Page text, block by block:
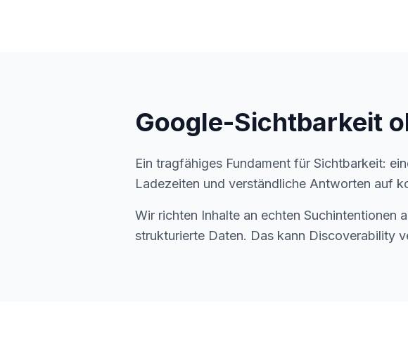
Google-Sichtbarkeit
Ein tragfähiges Fundament für Sichtbarkeit:
Ladezeiten und verständliche Antworten auf
Wir richten Inhalte an echten Suchintentionen
strukturierte Daten. Das kann Discoverability